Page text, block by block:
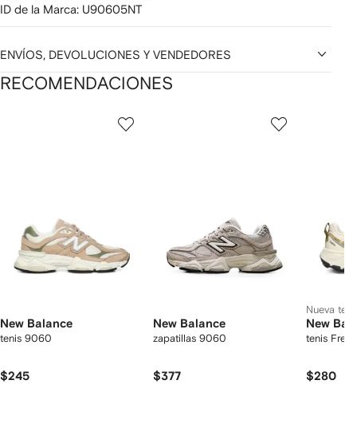
ID de la Marca: U90605NT
ENVÍOS, DEVOLUCIONES Y VENDEDORES
RECOMENDACIONES
New Balance
tenis 9060
$245
New Balance
zapatillas 9060
$377
Nueva
New
tenis
$280